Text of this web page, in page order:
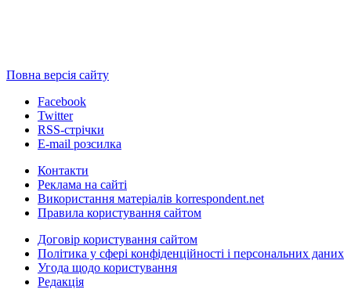
Повна версія сайту
Facebook
Twitter
RSS-стрічки
E-mail розсилка
Контакти
Реклама на сайті
Використання матеріалів korrespondent.net
Правила користування сайтом
Договір користування сайтом
Політика у сфері конфіденційності і персональних даних
Угода щодо користування
Редакція